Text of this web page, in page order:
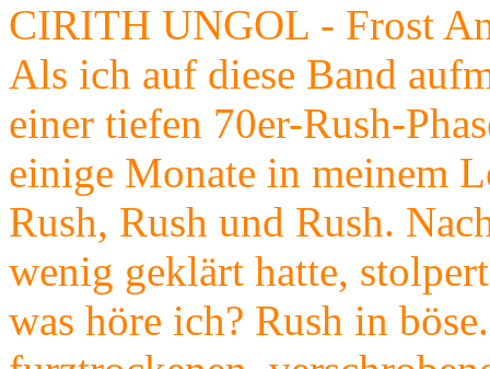
CIRITH UNGOL - Frost
Als ich auf diese Band
einer tiefen 70er-Rush-
einige Monate in meinem
Rush, Rush und Rush.
wenig geklärt hatte,
was höre ich? Rush in